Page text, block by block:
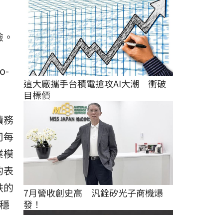
務
每
模
表
的
這大廠攜手台積電搶攻AI大潮　衝破
目標價
7月營收創史高　汎銓矽光子商機爆
發！